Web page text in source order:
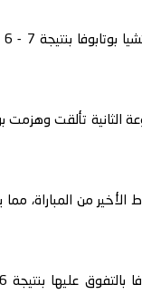
تألقت وهزمت
من المباراة،